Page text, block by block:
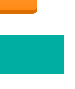
て解説し